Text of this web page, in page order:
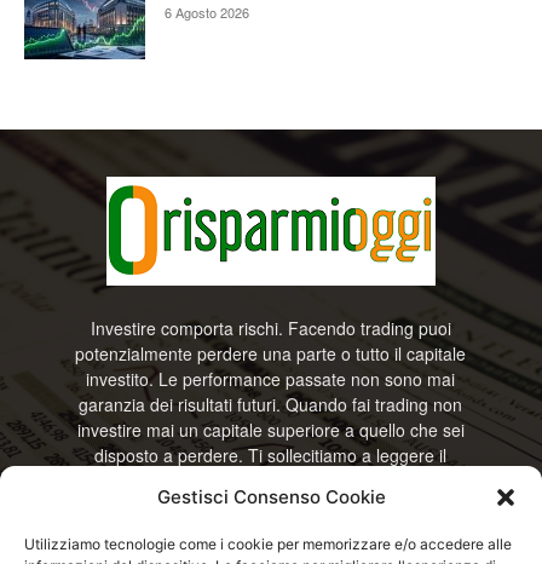
Gestisci Consenso Cookie
Utilizziamo tecnologie come i cookie per memorizzare e/o accedere alle
6 Agosto 2026
Investire comporta rischi. Facendo trading puoi
potenzialmente perdere una parte o tutto il capitale
investito. Le performance passate non sono mai
garanzia dei risultati futuri. Quando fai trading non
investire mai un capitale superiore a quello che sei
disposto a perdere. Ti sollecitiamo a leggere il
RisparmiOggi non offre alcun genere di consulenza
informazioni riportate. Continuando ad accedere o